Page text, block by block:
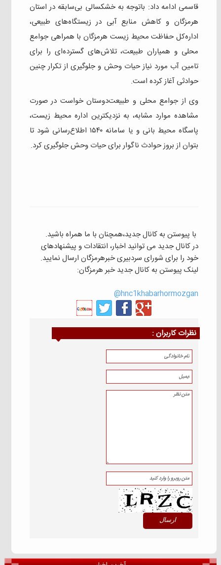
قاسمی ادامه داد: باتوجه به خشکسالی بی‌سابقه در استان
هرمزگان و کاهش منابع آبی در زیستگاه‌های طبیعی،
اداره‌کل حفاظت محیط زیست هرمزگان با همراهی جوامع
محلی و همیاران طبیعت، تلاش‌های گسترده‌ای را برای
تامین آب مورد نیاز حیات وحش و جلوگیری از تکرار چنین
حوادثی آغاز کرده است.
وی از جوامع محلی و طبیعت‌دوستان خواست در صورت
مشاهده موارد مشابه، به نزدیکترین اداره محیط زیست،
پاسگاه محیط بانی و یا سامانه ۱۵۴۰ اطلاع‌رسانی شود تا
بتوان از بروز حوادث ناگوار برای حیات وحش جلوگیری کرد.
با پیوستن به کانال جدید،همچنان با ما همراه باشید.
در کانال جدید می توانید اخبار، انتقادات و پیشنهادهای
خود را برای شورای سردبیری خبرهرمزگان ارسال نمایید.
لینک پیوستن به کانال جدید خبر هرمزگان:
hnc1khabarhormozgan@
نظرات كاربران :